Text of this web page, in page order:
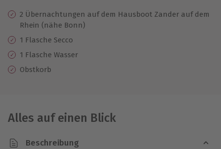
10 Jahre gültig & verlängerbar.
2 Übernachtungen auf dem Hausboot Zander auf dem
Rhein (nähe Bonn)
1 Flasche Secco
1 Flasche Wasser
Obstkorb
Alles auf einen Blick
Beschreibung